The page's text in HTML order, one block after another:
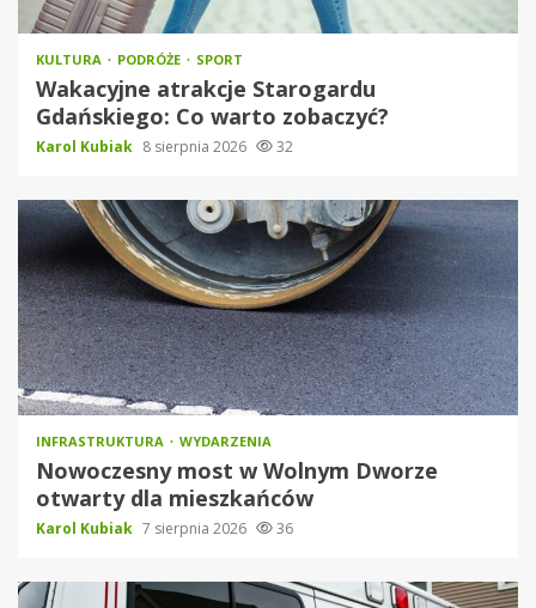
KULTURA PODRÓŻE SPORT
Wakacyjne atrakcje Starogardu
Gdańskiego: Co warto zobaczyć?
Karol Kubiak 8 sierpnia 2026 32
INFRASTRUKTURA WYDARZENIA
Nowoczesny most w Wolnym Dworze
otwarty dla mieszkańców
Karol Kubiak 7 sierpnia 2026 36